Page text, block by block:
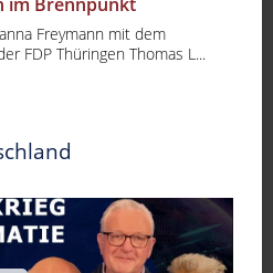
Freymann mit dem
FDP Thüringen Thomas L...